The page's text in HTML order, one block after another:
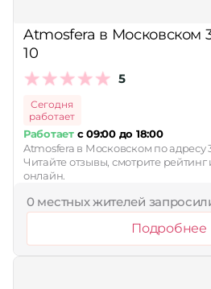
Atmosfera в Московском
10
5
Сегодня
работает
Работаетс 09:00 до 18:00
Atmosfera в Московском по адресу
Читайте отзывы, смотрите рейтинг
онлайн.
0 местных жителей
Подробнее